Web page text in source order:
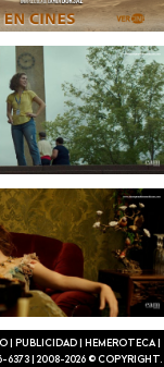
PUBLICIDAD HEMEROTECA|
6373| 2008-2026 © COPYRIGHT.